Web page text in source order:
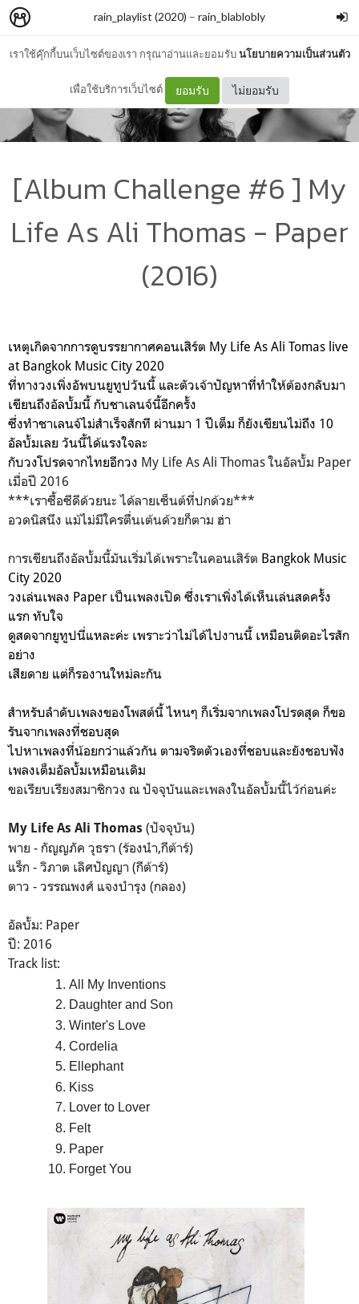
เราใช้คุ๊กกี้บนเว็บไซต์ของเรา กรุณาอ่านและยอมรับนโยบายความเป็นส่วนตัว
เพื่อใช้บริการเว็บไซต์ ยอมรับ ไม่ยอมรับ
rain_playlist (2020) – rain_blablobly
[Album Challenge #6 ] My
Life As Ali Thomas - Paper
(2016)
เหตุเกิดจากการดูบรรยากาศคอนเสิร์ต My Life As Ali Tomas live
at Bangkok Music City 2020
ที่ทางวงเพิ่งอัพบนยูทูปวันนี้ และตัวเจ้าปัญหาที่ทำให้ต้องกลับมา
เขียนถึงอัลบั้มนี้ กับชาเลนจ์นี้อีกครั้ง
ซึ่งทำชาเลนจ์ไม่สำเร็จสักที ผ่านมา 1 ปีเต็ม ก็ยังเขียนไม่ถึง 10
อัลบั้มเลย วันนี้ได้แรงใจละ
กับวงโปรดจากไทยอีกวง My Life As Ali Thomas ในอัลบั้ม Paper
เมื่อปี 2016
***เราซื้อซีดีด้วยนะ ได้ลายเซ็นต์ที่ปกด้วย***
อวดนิสนึง แม้ไม่มีใครตื่นเต้นด้วยก็ตาม ฮ่า
การเขียนถึงอัลบั้มนี้มันเริ่มได้เพราะในคอนเสิร์ต Bangkok Music
City 2020
วงเล่นเพลง Paper เป็นเพลงเปิด ซึ่งเราเพิ่งได้เห็นเล่นสดครั้ง
แรก ทับใจ
ดูสดจากยูทูปนี่แหละค่ะ เพราะว่าไม่ได้ไปงานนี้ เหมือนติดอะไรสัก
อย่าง
เสียดาย แต่ก็รองานใหม่ละกัน
สำหรับลำดับเพลงของโพสต์นี้ ไหนๆ ก็เริ่มจากเพลงโปรดสุด ก็ขอ
รันจากเพลงที่ชอบสุด
ไปหาเพลงที่น้อยกว่าแล้วกัน ตามจริตตัวเองที่ชอบและยังชอบฟัง
เพลงเต็มอัลบั้มเหมือนเดิม
ขอเรียบเรียงสมาชิกวง ณ ปัจจุบันและเพลงในอัลบั้มนี้ไว้ก่อนค่ะ
My Life As Ali Thomas (ปัจจุบัน)
พาย - กัญญภัค วุธรา (ร้องนำ,กีต้าร์)
แร็ก - วิภาต เลิศปัญญา (กีต้าร์)
ตาว - วรรณพงศ์ แจงบำรุง (กลอง)
อัลบั้ม: Paper
ปี: 2016
Track list:
All My Inventions
Daughter and Son
Winter's Love
Cordelia
Ellephant
Kiss
Lover to Lover
Felt
Paper
Forget You